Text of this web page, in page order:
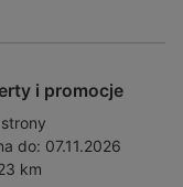
i promocje
do: 07.11.2026
km